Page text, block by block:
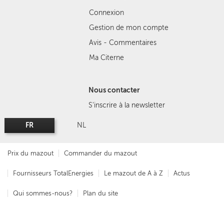
Connexion
Gestion de mon compte
Avis - Commentaires
Ma Citerne
Nous contacter
S'inscrire à la newsletter
FR NL
Prix du mazout Commander du mazout
Fournisseurs TotalEnergies Le mazout de A à Z Actus
Qui sommes-nous? Plan du site